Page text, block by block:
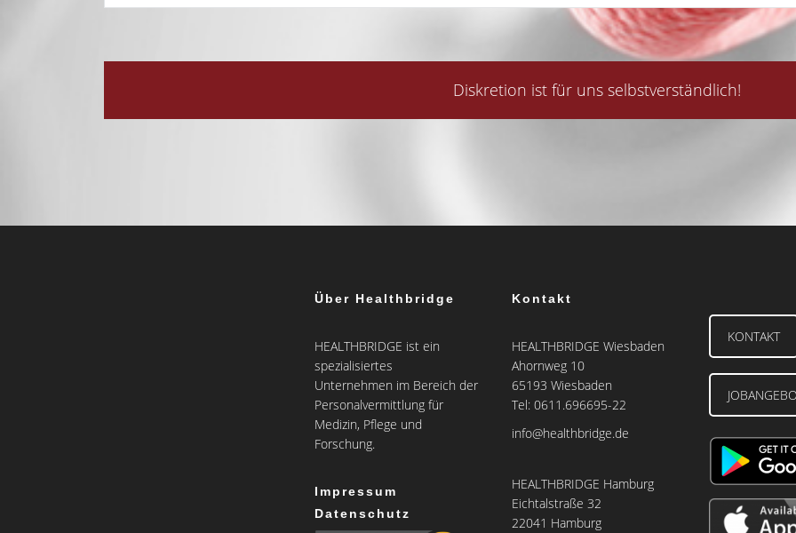
Diskretion ist für uns selbstverständlich!
Über Healthbridge
HEALTHBRIDGE ist ein
spezialisiertes
Unternehmen im Bereich der
Personalvermittlung für
Medizin, Pflege und
Forschung.
Impressum
Datenschutz
Kontakt
HEALTHBRIDGE Wiesbaden
Ahornweg 10
65193 Wiesbaden
Tel: 0611.696695-22
info@healthbridge.de
HEALTHBRIDGE Hamburg
Eichtalstraße 32
22041 Hamburg
KONTAKT